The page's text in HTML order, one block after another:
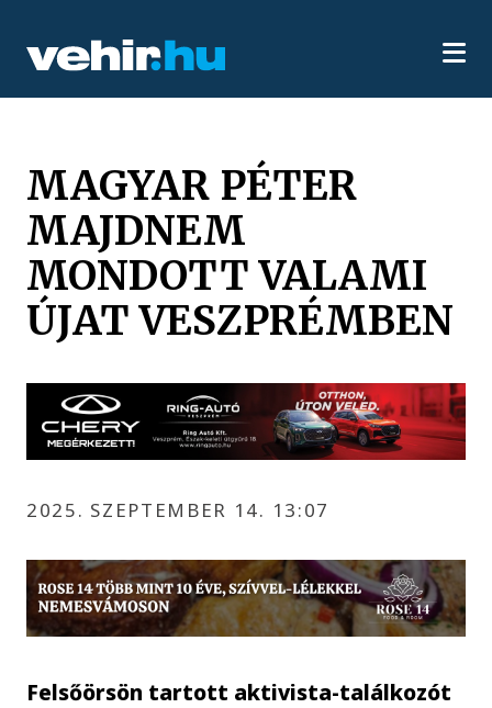
MAGYAR PÉTER
MAJDNEM
MONDOTT VALAMI
ÚJAT VESZPRÉMBEN
2025. SZEPTEMBER 14. 13:07
Felsőörsön tartott aktivista-találkozót